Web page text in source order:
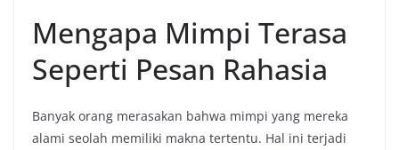
Mengapa Mimpi Terasa
Seperti Pesan Rahasia
Banyak orang merasakan bahwa mimpi yang mereka
alami seolah memiliki makna tertentu. Hal ini terjadi